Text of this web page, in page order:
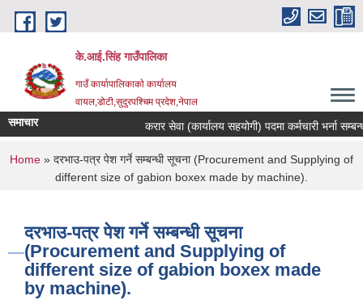
Skip to main content
के.आई.सिंह गाउँपालिका
गाउँ कार्यापालिकाकाे कार्यालय
वायल,डोटी,सुदुरपश्चिम प्रदेश,नेपाल
समाचार करार सेवा (कार्यालय सहयोगी) पदमा कर्मचारी भर्ना
You are here
Home » दरभाउ-पत्र पेश गर्ने सम्बन्धी सूचना (Procurement and Supplying of
different size of gabion boxex made by machine).
दरभाउ-पत्र पेश गर्ने सम्बन्धी सूचना
(Procurement and Supplying of
different size of gabion boxex made
by machine).